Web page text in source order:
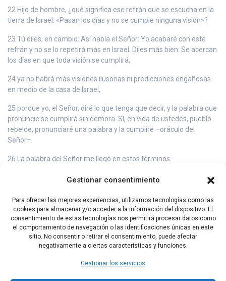
Gestionar consentimiento
Para ofrecer las mejores experiencias, utilizamos tecnologías como las
cookies para almacenar y/o acceder a la información del dispositivo. El
consentimiento de estas tecnologías nos permitirá procesar datos como
el comportamiento de navegación o las identificaciones únicas en este
sitio. No consentir o retirar el consentimiento, puede afectar
negativamente a ciertas características y funciones.
Gestionar los servicios
22 Hijo de hombre, ¿qué significa ese refrán que se escucha en la
tierra de Israel: «Pasan los días y no se cumple ninguna visión»?
23 Tú diles, en cambio: Así habla el Señor: Yo acabaré con este
refrán y no se lo repetirá más en Israel. Diles más bien: Se acercan
los días en que toda visión se cumplirá;
24 ya no habrá más visiones ilusorias ni predicciones engañosas
en medio de la casa de Israel,
25 porque yo, el Señor, diré lo que tenga que decir, y la palabra que
pronuncie se cumplirá sin demora. Sí, en vida de ustedes, pueblo
rebelde, pronunciaré una palabra y la cumpliré –oráculo del
Señor–.
26 La palabra del Señor me llegó en estos términos:
27 Hijo de hombre, el pueblo de Israel dice: «Las visiones que este
28 Por eso, diles: Así habla el Señor: En adelante, todas mis
palabras se cumplirán sin demora; lo que yo diga se realizará –
oráculo del Señor–.
Capítulo Anterior Capítulo Siguiente